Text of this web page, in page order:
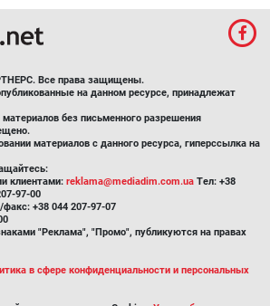
Все права защищены.
на данном ресурсе, принадлежат
без письменного разрешения
материалов с данного ресурса, гиперссылка на
клиентами: reklama@mediadim.com.ua Тел: +38
97-00
+38 044 207-97-07
"Реклама", "Промо", публикуются на правах
в сфере конфиденциальности и персональных